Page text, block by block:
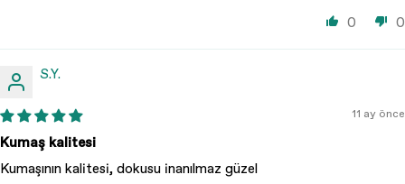
0 0
S.Y.
11 ay önce
Kumaş kalitesi
Kumaşının kalitesi, dokusu inanılmaz güzel